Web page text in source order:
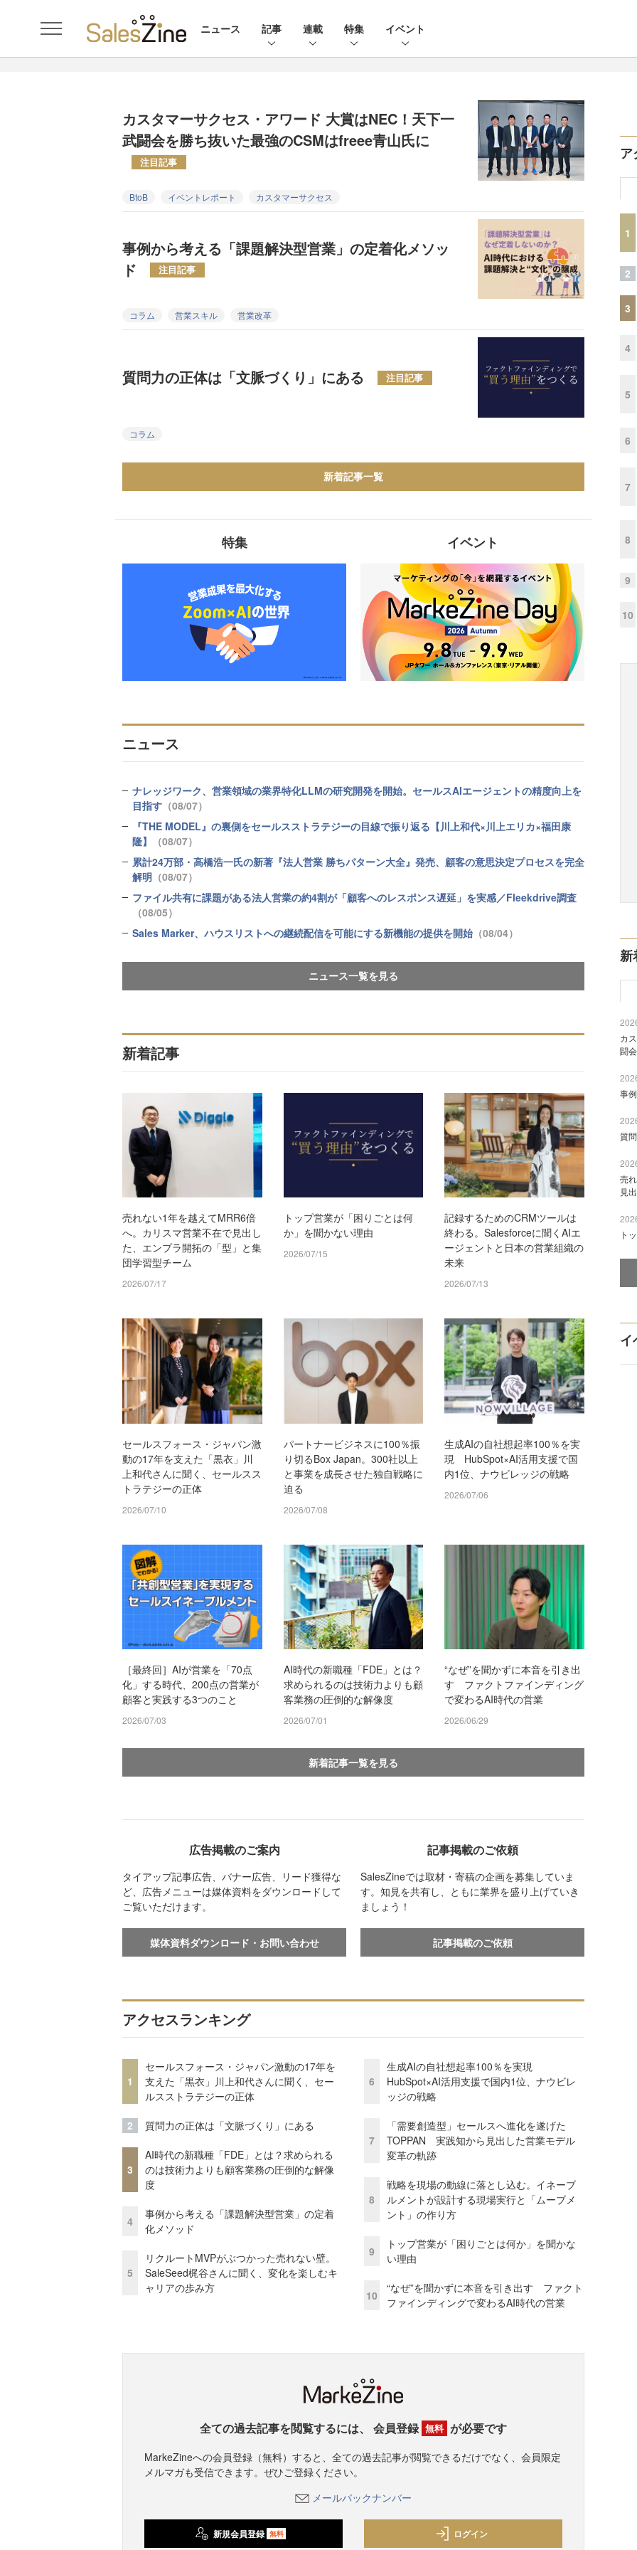
ニュース 記事 連載 特集 イベント
カスタマーサクセス・アワード 大賞はNEC！天下一
武闘会を勝ち抜いた最強のCSMはfreee青山氏に
注目記事
BtoB イベントレポート カスタマーサクセス
事例から考える「課題解決型営業」の定着化メソッ
ド
注目記事
コラム 営業スキル 営業改革
質問力の正体は「文脈づくり」にある 注目記事
コラム
新着記事一覧
特集 イベント
ニュース
ナレッジワーク、営業領域の業界特化LLMの研究開発を開始。セールスAIエージェントの精度向上を
目指す （08/07）
『THE MODEL』の裏側をセールスストラテジーの目線で振り返る【川上和代×川上エリカ×福田康
隆】
（08/07）
累計24万部・高橋浩一氏の新著『法人営業 勝ちパターン大全』発売、顧客の意思決定プロセスを完全
解明 （08/07）
ファイル共有に課題がある法人営業の約4割が「顧客へのレスポンス遅延」を実感／Fleekdrive調査
（08/05）
Sales Marker、ハウスリストへの継続配信を可能にする新機能の提供を開始 （08/04）
ニュース一覧を見る
新着記事
売れない1年を越えてMRR6倍
へ。カリスマ営業不在で見出し
た、エンプラ開拓の「型」と集
団学習型チーム
2026/07/17
トップ営業が「困りごとは何
か」を聞かない理由
2026/07/15
記録するためのCRMツールは
終わる。Salesforceに聞くAIエ
ージェントと日本の営業組織の
未来
2026/07/13
セールスフォース・ジャパン激
動の17年を支えた「黒衣」川
上和代さんに聞く、セールスス
トラテジーの正体
2026/07/10
パートナービジネスに100％振
り切るBox Japan。300社以上
と事業を成長させた独自戦略に
迫る
2026/07/08
生成AIの自社想起率100％を実
現 HubSpot×AI活用支援で国
内1位、ナウビレッジの戦略
2026/07/06
［最終回］AIが営業を「70点
化」する時代、200点の営業が
顧客と実践する3つのこと
2026/07/03
AI時代の新職種「FDE」とは？
求められるのは技術力よりも顧
客業務の圧倒的な解像度
2026/07/01
“なぜ”を聞かずに本音を引き出
す ファクトファインディング
で変わるAI時代の営業
2026/06/29
新着記事一覧を見る
広告掲載のご案内
タイアップ記事広告、バナー広告、リード獲得な
ど、広告メニューは媒体資料をダウンロードして
ご覧いただけます。
媒体資料ダウンロード・お問い合わせ
記事掲載のご依頼
SalesZineでは取材・寄稿の企画を募集していま
す。知見を共有し、ともに業界を盛り上げていき
ましょう！
記事掲載のご依頼
アクセスランキング
1
セールスフォース・ジャパン激動の17年を
支えた「黒衣」川上和代さんに聞く、セー
ルスストラテジーの正体
2 質問力の正体は「文脈づくり」にある
3
AI時代の新職種「FDE」とは？求められる
のは技術力よりも顧客業務の圧倒的な解像
度
4
事例から考える「課題解決型営業」の定着
化メソッド
5
リクルートMVPがぶつかった売れない壁。
SaleSeed梶谷さんに聞く、変化を楽しむキ
ャリアの歩み方
6
生成AIの自社想起率100％を実現
HubSpot×AI活用支援で国内1位、ナウビレ
ッジの戦略
7
「需要創造型」セールスへ進化を遂げた
TOPPAN 実践知から見出した営業モデル
変革の軌跡
8
戦略を現場の動線に落とし込む。イネーブ
ルメントが設計する現場実行と「ムーブメ
ント」の作り方
9
トップ営業が「困りごとは何か」を聞かな
い理由
10
“なぜ”を聞かずに本音を引き出す ファクト
ファインディングで変わるAI時代の営業
全ての過去記事を閲覧するには、 会員登録 無料 が必要です
MarkeZineへの会員登録（無料）すると、全ての過去記事が閲覧できるだけでなく、会員限定
メルマガも受信できます。ぜひご登録ください。
メールバックナンバー
新規会員登録 無料 ログイン
ア
1
2
3
4
5
6
7
8
9
10
新
カ
闘
事
質
売
見
ト
イ